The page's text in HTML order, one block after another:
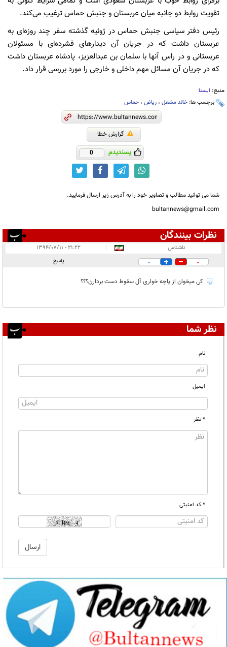
تقویت روابط دو جانبه میان عربستان و جنبش حماس ترغیب می‌کند.
رئیس دفتر سیاسی جنبش حماس در ژوئیه گذشته سفر چند روزه‌ای به
عربستان داشت که در جریان آن دیدارهای فشرده‌ای با مسئولان
عربستانی و در راس آنها با سلمان بن عبدالعزیز، پادشاه عربستان داشت
که در جریان آن مسائل مهم داخلی و خارجی را مورد بررسی قرار داد.
منبع: ایسنا
برچسب ها: خالد مشعل ، ریاض ، حماس
گزارش خطا
پسندیدم 0
شما می توانید مطالب و تصاویر خود را به آدرس زیر ارسال فرمایید.
bultannews@gmail.com
نظرات بینندگان
در انتظار بررسی:
ناشناس |
|
۲۱:۲۲ - ۱۳۹۴/۰۷/۱۱
0
0 پاسخ
کی میخوان از پاچه خواری آل سقوط دست بردارن؟؟؟
نظر شما
نام
ایمیل
* نظر
* کد امنیتی